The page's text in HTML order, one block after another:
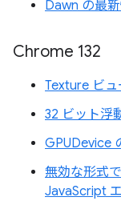
Dawn の最
Chrome 132
Texture ビ
32 ビット浮
GPUDevice
無効な形式
JavaScript